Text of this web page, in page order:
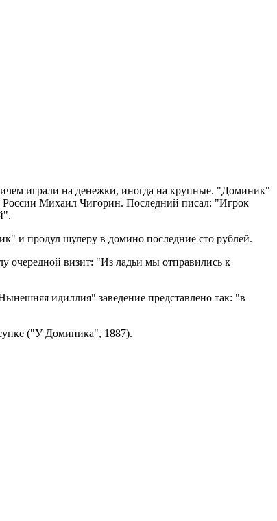
играли на денежки, иногда на крупные. "Доминик"
Михаил Чигорин. Последний писал: "Игрок
и продул шулеру в домино последние сто рублей.
очередной визит: "Из ладьи мы отправились к
идиллия" заведение представлено так: "в
("У Доминика", 1887).